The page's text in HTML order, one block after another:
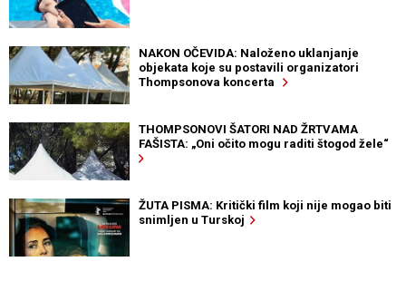
NAKON OČEVIDA: Naloženo uklanjanje
objekata koje su postavili organizatori
Thompsonova koncerta
THOMPSONOVI ŠATORI NAD ŽRTVAMA
FAŠISTA: „Oni očito mogu raditi štogod žele“
ŽUTA PISMA: Kritički film koji nije mogao biti
snimljen u Turskoj